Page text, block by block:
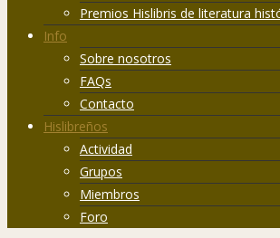
Premios Hislibris de literatura
Info
Sobre nosotros
FAQs
Contacto
Hislibreños
Actividad
Grupos
Miembros
Foro